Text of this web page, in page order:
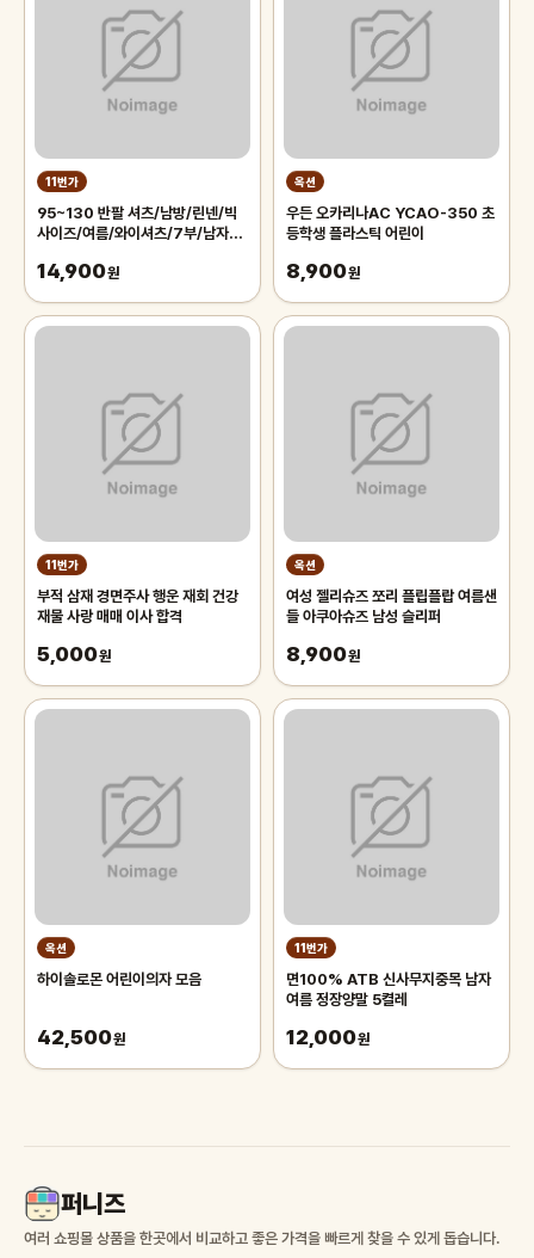
11번가
95~130 반팔 셔츠/남방/린넨/빅
사이즈/여름/와이셔츠/7부/남자/남
14,900원
옥션
우든 오카리나AC YCAO-350 초
등학생 플라스틱 어린이
8,900원
11번가
부적 삼재 경면주사 행운 재회 건강
재물 사랑 매매 이사 합격
5,000원
옥션
여성 젤리슈즈 쪼리 플립플랍 여름샌
들 아쿠아슈즈 남성 슬리퍼
8,900원
옥션
하이솔로몬 어린이의자 모음
42,500원
11번가
면100% ATB 신사무지중목 남자
여름 정장양말 5켤레
12,000원
퍼니즈
여러 쇼핑몰 상품을 한곳에서 비교하고 좋은 가격을 빠르게 찾을 수 있게 돕습니다.